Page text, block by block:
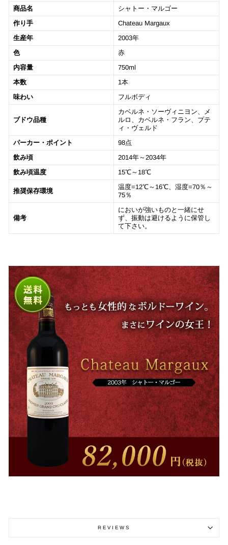
商品名
シャトー・マルゴー
作り手
Chateau Margaux
生産年
2003年
色
赤
内容量
750ml
本数
1本
味わい
フルボディ
ブドウ品種
カベルネ・ソーヴィニヨン、メ
ルロ、カベルネ・フラン、プテ
ィ・ヴェルド
パーカー・ポイント
98点
飲み頃
2014年～2034年
飲み頃温度
15℃～18℃
推奨保存環境
温度=12℃～16℃、湿度=70％～
75％
備考
においが強いものと一緒にせ
ず、振動は避けるように保管し
て下さい。
REVIEWS